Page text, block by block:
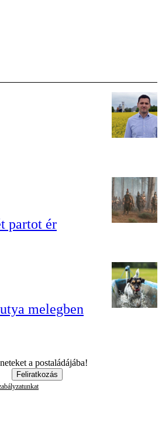
partot ér
melegben
a postaládájába!
Feliratkozás